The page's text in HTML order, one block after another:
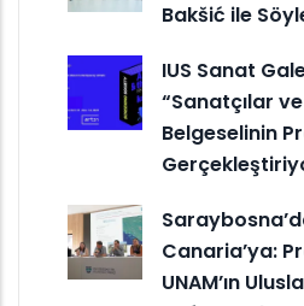
Bakšić ile
IUS Sanat
“Sanatçılar
Belgeselinin
Canaria’ya:
UNAM’ın